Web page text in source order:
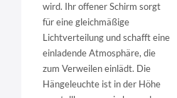
wird. Ihr offener Schirm sorgt
für eine gleichmäßige
Lichtverteilung und schafft eine
einladende Atmosphäre, die
zum Verweilen einlädt. Die
Hängeleuchte ist in der Höhe